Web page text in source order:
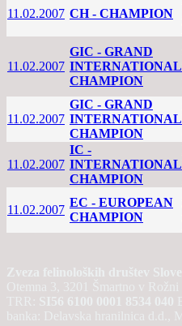
11.02.2007 CH - CHAMPION
11.02.2007
GIC - GRAND
INTERNATIONAL
CHAMPION
11.02.2007
GIC - GRAND
INTERNATIONAL
CHAMPION
11.02.2007
IC -
INTERNATIONAL
CHAMPION
11.02.2007
EC - EUROPEAN
CHAMPION